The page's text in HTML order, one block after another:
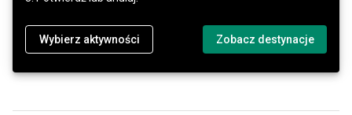
Wybierz aktywności Zobacz destynacje